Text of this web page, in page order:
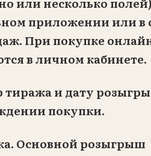
приложении или в
При покупке
в личном кабинете.
тиража и дату
покупки.
Основной розыгрыш